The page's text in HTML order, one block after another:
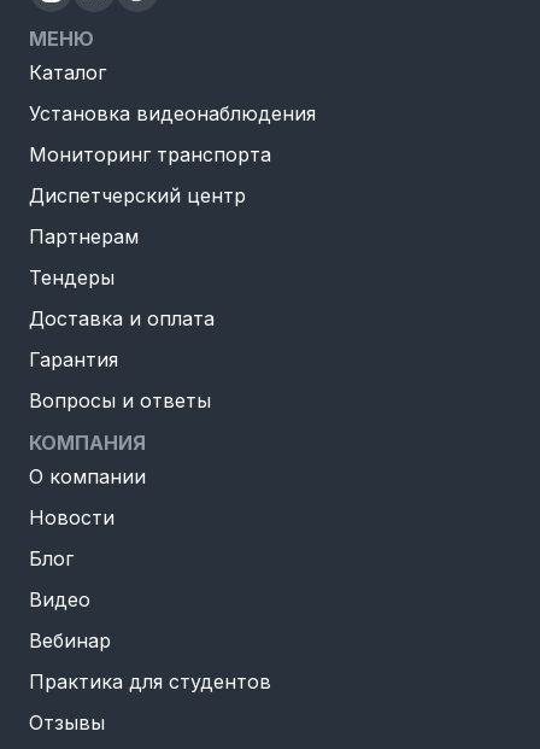
МЕНЮ
Каталог
Установка видеонаблюдения
Мониторинг транспорта
Диспетчерский центр
Партнерам
Тендеры
Доставка и оплата
Гарантия
Вопросы и ответы
КОМПАНИЯ
О компании
Новости
Блог
Видео
Вебинар
Практика для студентов
Отзывы